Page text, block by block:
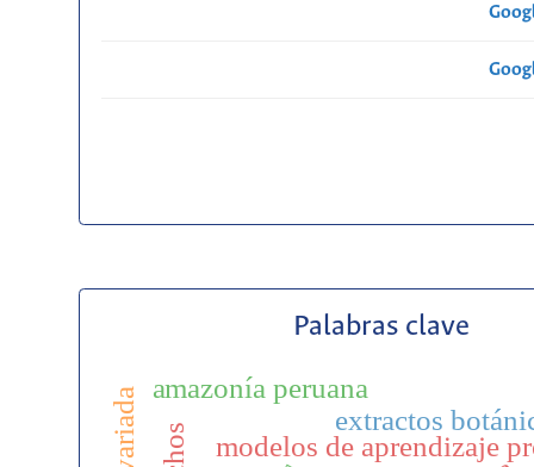
Palabras clave
modelos de aprendizaje
extractos
amazonía peruana